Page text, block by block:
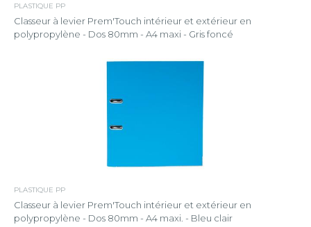
PLASTIQUE PP
Classeur à levier Prem'Touch intérieur et extérieur en
polypropylène - Dos 80mm - A4 maxi - Gris foncé
PLASTIQUE PP
Classeur à levier Prem'Touch intérieur et extérieur en
polypropylène - Dos 80mm - A4 maxi. - Bleu clair